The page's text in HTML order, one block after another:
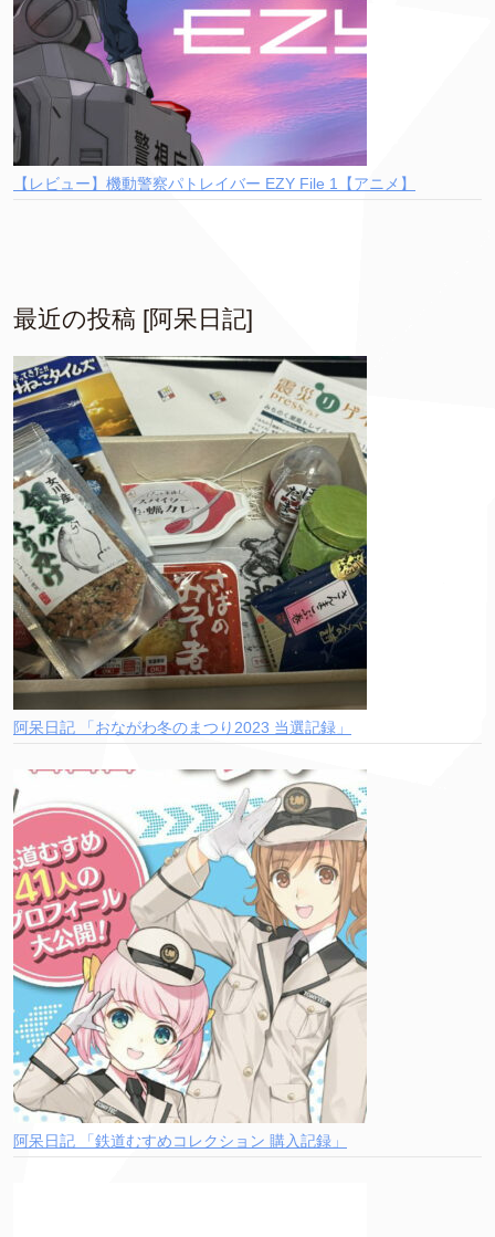
【レビュー】機動警察パトレイバー EZY File 1【アニメ】
最近の投稿 [阿呆日記]
阿呆日記 「おながわ冬のまつり2023 当選記録」
阿呆日記 「鉄道むすめコレクション 購入記録」